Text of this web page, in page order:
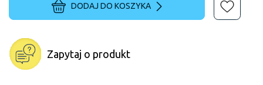
DODAJ DO KOSZYKA
Zapytaj o produkt